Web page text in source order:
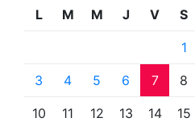
L M M J V S
1
3 4 5 6 7 8
10 11 12 13 14 15